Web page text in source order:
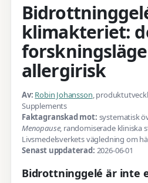
klimakteriet:
allergirisk
Av: Robin Johansson,
Supplements
Faktagranskad mot: systematisk
Menopause, randomiserade kliniska
Livsmedelsverkets vägledning om
Senast uppdaterad: 2026-06-01
Bidrottninggelé är inte